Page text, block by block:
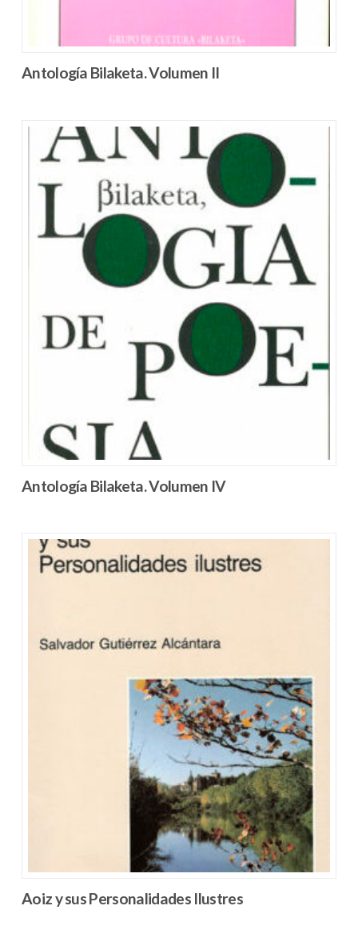
Antología Bilaketa. Volumen II
Antología Bilaketa. Volumen IV
Aoiz y sus Personalidades Ilustres